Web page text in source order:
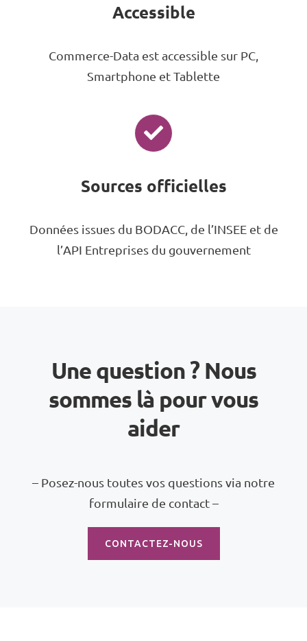
Accessible
Commerce-Data est accessible sur PC,
Smartphone et Tablette
Sources officielles
Données issues du BODACC, de l’INSEE et de
l’API Entreprises du gouvernement
Une question ? Nous
sommes là pour vous
aider
– Posez-nous toutes vos questions via notre
formulaire de contact –
CONTACTEZ-NOUS